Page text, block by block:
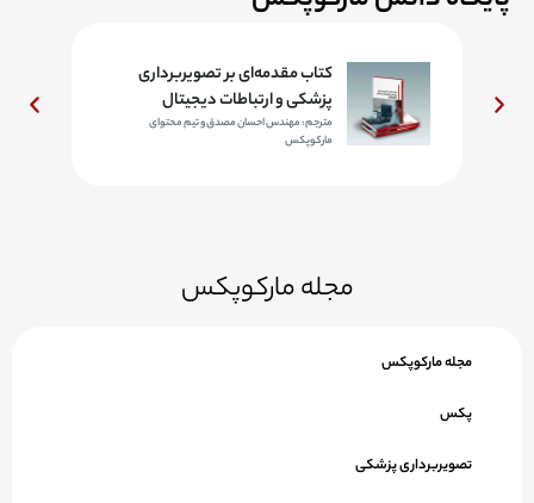
کتاب مقدمه‌ای بر تصویربرداری
پزشکی و ارتباطات دیجیتال
مترجم: مهندس احسان مصدق و تیم محتوای
مارکوپکس
مجله مارکوپکس
مجله مارکوپکس
پکس
تصویربرداری پزشکی